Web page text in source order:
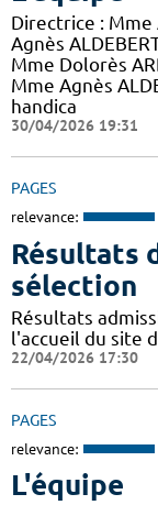
Directrice : Mme
Agnès
Mme Dolorès
Mme Agnès
handica
30/04/2026 19:31
PAGES
relevance:
Résultats
sélection
Résultats
l'accueil du site
22/04/2026 17:30
PAGES
relevance:
L'équipe